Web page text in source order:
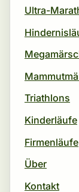
Ultra-
Triathlons
Kinderläufe
Firmenläufe
Über
Kontakt